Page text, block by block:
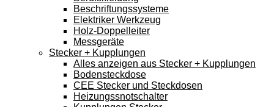
Beschriftungssysteme
Elektriker Werkzeug
Holz-Doppelleiter
Messgeräte
Stecker + Kupplungen
Alles anzeigen aus Stecker + Kupplungen
Bodensteckdose
CEE Stecker und Steckdosen
Heizungssnotschalter